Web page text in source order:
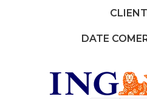
DATE